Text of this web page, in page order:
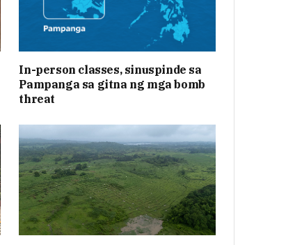
In-person classes, sinuspinde sa
Pampanga sa gitna ng mga bomb
threat